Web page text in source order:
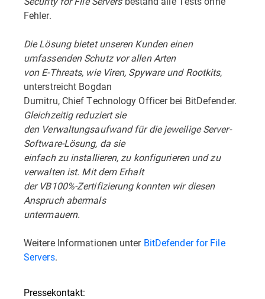
Fehler.
Die Lösung bietet unseren Kunden einen
umfassenden Schutz vor allen Arten
von E-Threats, wie Viren, Spyware und Rootkits,
unterstreicht Bogdan
Dumitru, Chief Technology Officer bei BitDefender.
Gleichzeitig reduziert sie
den Verwaltungsaufwand für die jeweilige Server-
Software-Lösung, da sie
einfach zu installieren, zu konfigurieren und zu
verwalten ist. Mit dem Erhalt
der VB100%-Zertifizierung konnten wir diesen
Anspruch abermals
untermauern.
Weitere Informationen unter BitDefender for File
Servers.
Pressekontakt: